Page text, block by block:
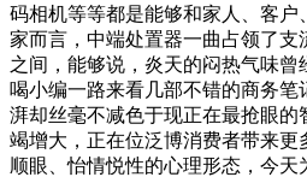
码相机等等都是能够和家人、客
家而言，中端处置器一曲占领了支
之间，能够说，炎天的闷热气味
喝小编一路来看几部不错的商务
湃却丝毫不减色于现正在最抢眼的
竭增大，正在位泛博消费者带来
顺眼、怡情悦性的心理形态，今天